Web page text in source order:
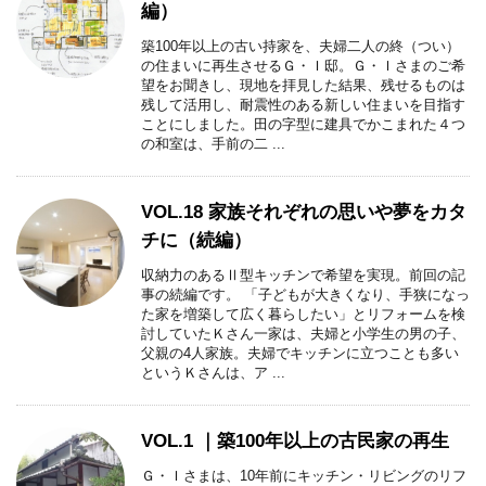
編）
築100年以上の古い持家を、夫婦二人の終（つい）
の住まいに再生させるＧ・Ｉ邸。Ｇ・Ｉさまのご希
望をお聞きし、現地を拝見した結果、残せるものは
残して活用し、耐震性のある新しい住まいを目指す
ことにしました。田の字型に建具でかこまれた４つ
の和室は、手前の二 ...
VOL.18 家族それぞれの思いや夢をカタ
チに（続編）
収納力のあるⅡ型キッチンで希望を実現。前回の記
事の続編です。 「子どもが大きくなり、手狭になっ
た家を増築して広く暮らしたい」とリフォームを検
討していたＫさん一家は、夫婦と小学生の男の子、
父親の4人家族。夫婦でキッチンに立つことも多い
というＫさんは、ア ...
VOL.1 ｜築100年以上の古民家の再生
Ｇ・Ｉさまは、10年前にキッチン・リビングのリフ